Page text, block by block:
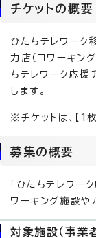
チケットの概要
ひたちテレワーク
力店（コワーキン
ちテレワーク応援
します。
※チケットは、【
募集の概要
「ひたちテレワー
ワーキング施設や
対象施設（事業